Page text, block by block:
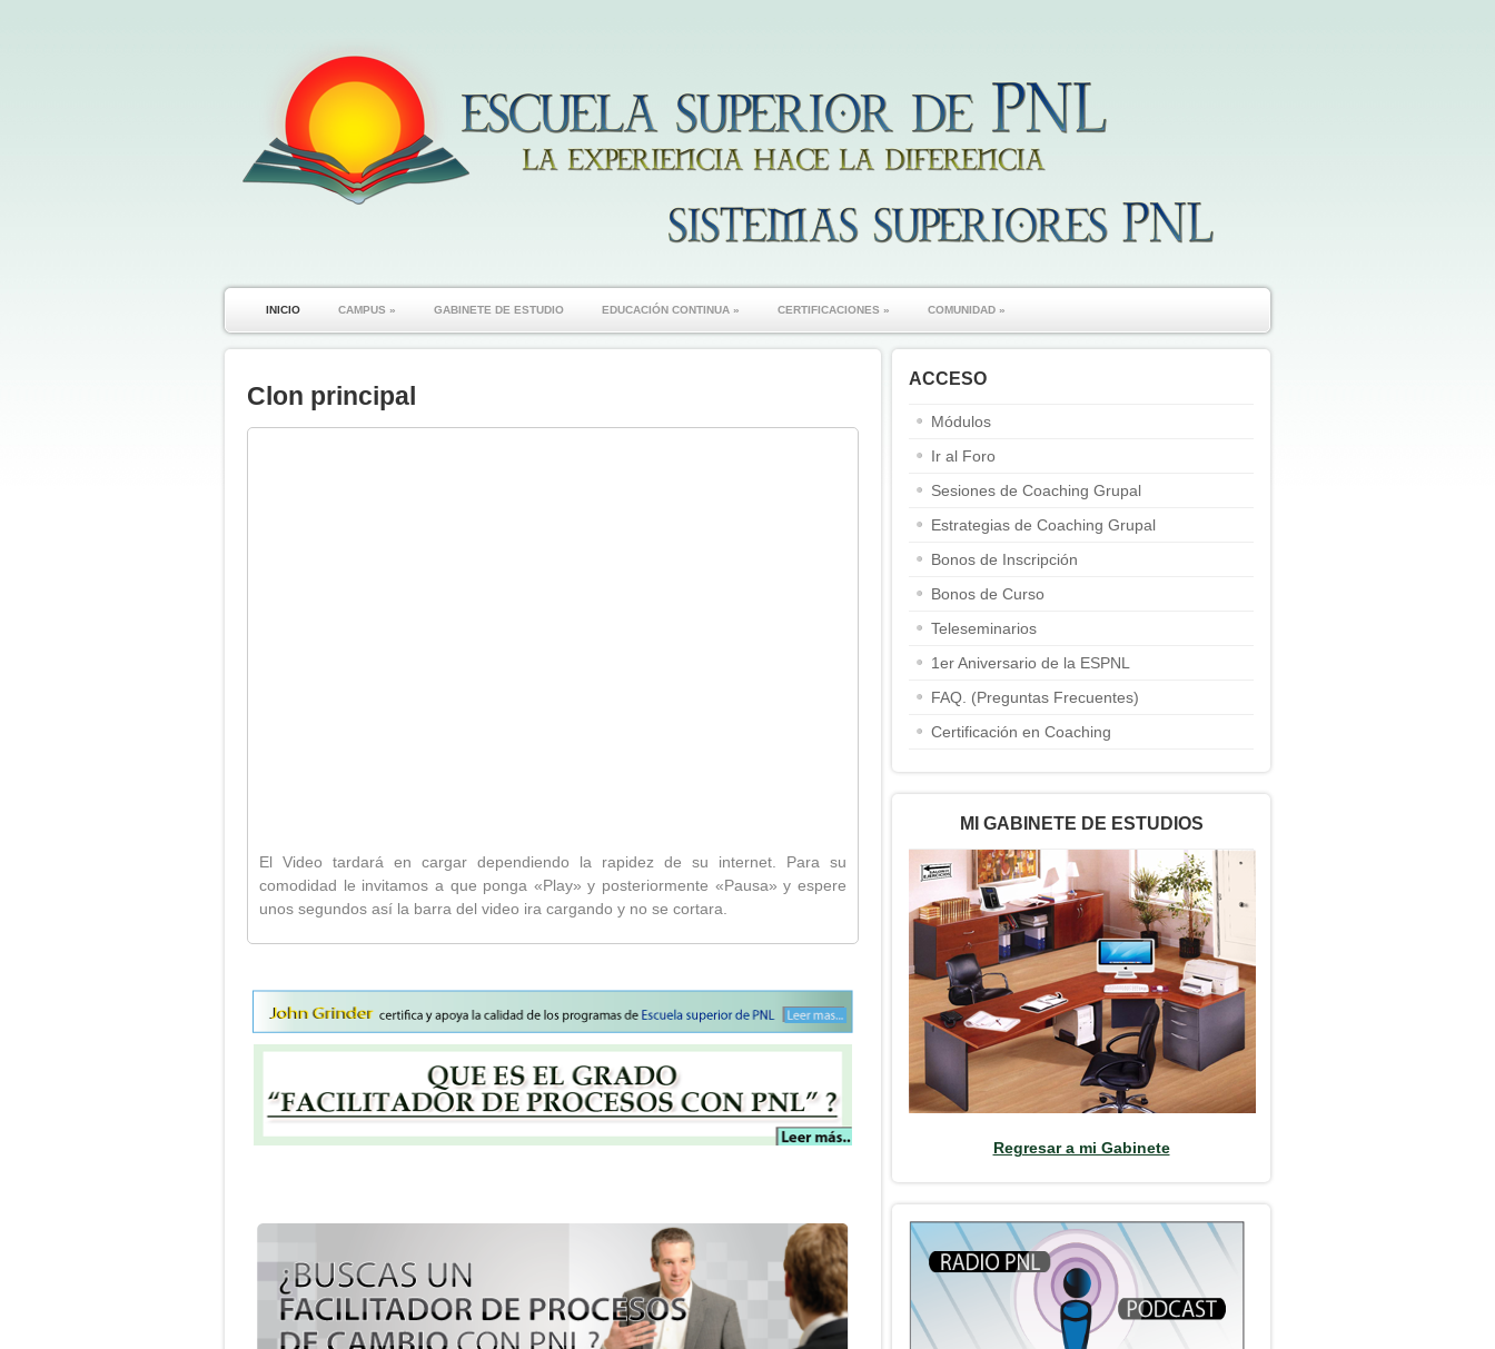
INICIO CAMPUS » GABINETE DE ESTUDIO EDUCACIÓN CONTINUA » CERTIFICACIONES » COMUNIDAD »
Clon principal
El Video tardará en cargar dependiendo la rapidez de su internet. Para su
comodidad le invitamos a que ponga «Play» y posteriormente «Pausa» y espere
unos segundos así la barra del video ira cargando y no se cortara.
ACCESO
Módulos
Ir al Foro
Sesiones de Coaching Grupal
Estrategias de Coaching Grupal
Bonos de Inscripción
Bonos de Curso
Teleseminarios
1er Aniversario de la ESPNL
FAQ. (Preguntas Frecuentes)
Certificación en Coaching
MI GABINETE DE ESTUDIOS
Regresar a mi Gabinete